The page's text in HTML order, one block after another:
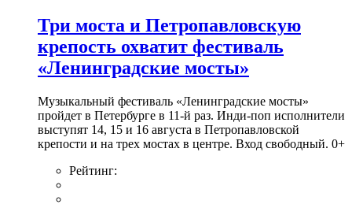
Три моста и Петропавловскую
крепость охватит фестиваль
«Ленинградские мосты»
Музыкальный фестиваль «Ленинградские мосты»
пройдет в Петербурге в 11-й раз. Инди-поп исполнители
выступят 14, 15 и 16 августа в Петропавловской
крепости и на трех мостах в центре. Вход свободный. 0+
Рейтинг: